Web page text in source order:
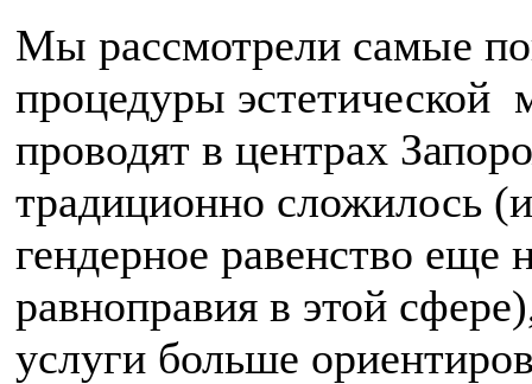
Мы рассмотрели самые
процедуры эстетической
проводят в центрах
традиционно сложилось
гендерное равенство еще
равноправия в этой
услуги больше